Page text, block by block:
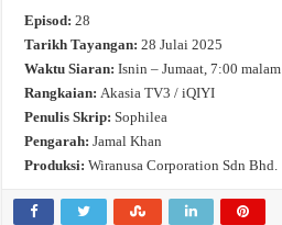
Episod: 28
Tarikh Tayangan: 28 Julai 2025
Waktu Siaran: Isnin – Jumaat, 7:00 malam
Rangkaian: Akasia TV3 / iQIYI
Penulis Skrip: Sophilea
Pengarah: Jamal Khan
Produksi: Wiranusa Corporation Sdn Bhd.